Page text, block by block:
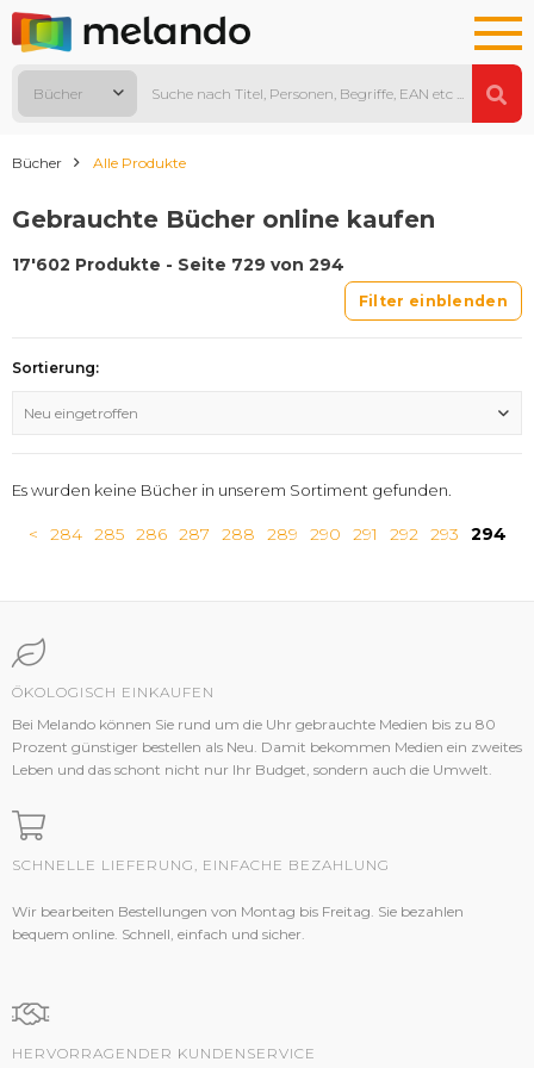
Bücher
Bücher Alle Produkte
Gebrauchte Bücher online kaufen
17'602 Produkte - Seite 729 von 294
Filter einblenden
Sortierung:
Neu eingetroffen
Es wurden keine Bücher in unserem Sortiment gefunden.
< 284 285 286 287 288 289 290 291 292 293 294
ÖKOLOGISCH EINKAUFEN
Bei Melando können Sie rund um die Uhr gebrauchte Medien bis zu 80
Prozent günstiger bestellen als Neu. Damit bekommen Medien ein zweites
Leben und das schont nicht nur Ihr Budget, sondern auch die Umwelt.
SCHNELLE LIEFERUNG, EINFACHE BEZAHLUNG
Wir bearbeiten Bestellungen von Montag bis Freitag. Sie bezahlen
bequem online. Schnell, einfach und sicher.
HERVORRAGENDER KUNDENSERVICE